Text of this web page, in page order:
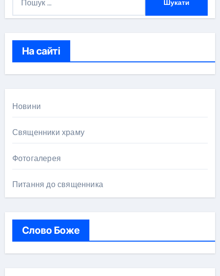
:
На сайті
Новини
Священники храму
Фотогалерея
Питання до священника
Слово Боже